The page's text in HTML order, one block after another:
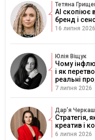
Тетяна
AI скопіює
бренд і
16 липня 2026
Юлія Віщук
Чому
і як
реальні
7 липня 2026
Дарʼя
Стратегія,
креатив і
6 липня 2026